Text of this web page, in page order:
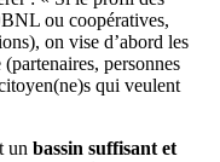
ou coopératives,
on vise d’abord les
personnes
qui veulent
un bassin suffisant et